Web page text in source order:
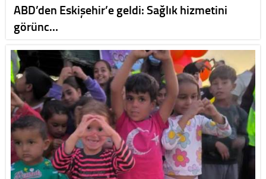
ABD’den Eskişehir’e geldi: Sağlık hizmetini
görünc…